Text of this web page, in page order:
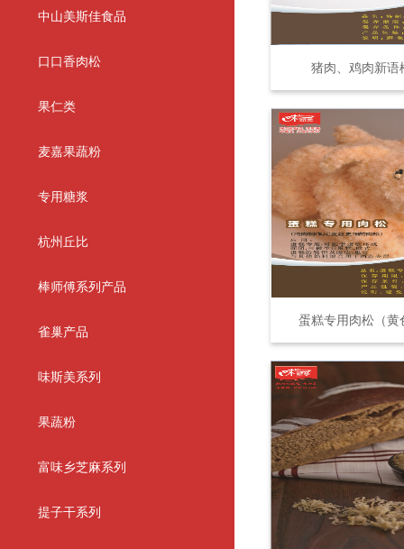
中山美斯佳食品
口口香肉松
果仁类
麦嘉果蔬粉
专用糖浆
杭州丘比
棒师傅系列产品
雀巢产品
味斯美系列
果蔬粉
富味乡芝麻系列
提子干系列
猪肉、鸡肉新语
蛋糕专用肉松（黄